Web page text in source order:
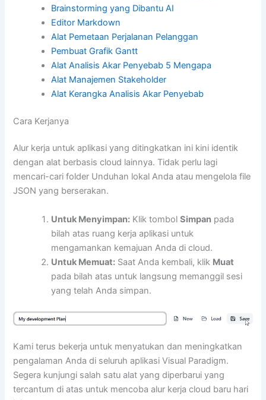
Brainstorming yang Dibantu AI
Editor Markdown
Alat Pemetaan Perjalanan Pelanggan
Pembuat Grafik Gantt
Alat Analisis Akar Penyebab 5 Mengapa
Alat Manajemen Stakeholder
Alat Kerangka Analisis Akar Penyebab
Cara Kerjanya
Alur kerja untuk aplikasi yang ditingkatkan ini kini identik
dengan alat berbasis cloud lainnya. Tidak perlu lagi
mencari-cari folder Unduhan lokal Anda atau mengelola file
JSON yang berserakan.
Untuk Menyimpan: Klik tombolSimpan pada
bilah atas ruang kerja aplikasi untuk
mengamankan kemajuan Anda di cloud.
Untuk Memuat: Saat Anda kembali, klik Muat
pada bilah atas untuk langsung memanggil sesi
yang telah Anda simpan.
Kami terus bekerja untuk menyatukan dan meningkatkan
pengalaman Anda di seluruh aplikasi Visual Paradigm.
Segera kunjungi salah satu alat yang diperbarui yang
tercantum di atas untuk mencoba alur kerja cloud baru hari